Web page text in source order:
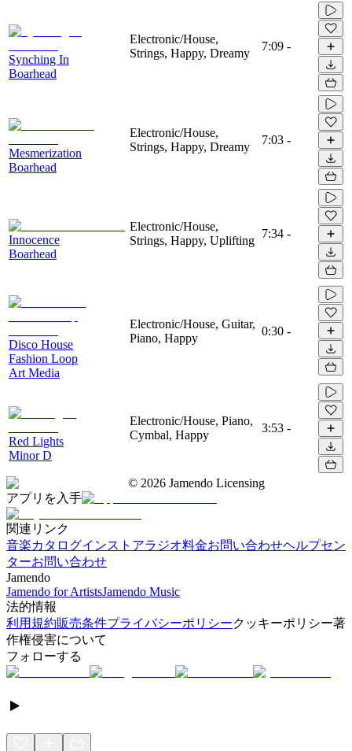
Synching In
Boarhead
Electronic/House,
Strings, Happy, Dreamy
7:09 -
Mesmerization
Boarhead
Electronic/House,
Strings, Happy, Dreamy
7:03 -
Innocence
Boarhead
Electronic/House,
Strings, Happy, Uplifting
7:34 -
Disco House
Fashion Loop
Art Media
Electronic/House, Guitar,
Piano, Happy
0:30 -
Red Lights
Minor D
Electronic/House, Piano,
Cymbal, Happy
3:53 -
© 2026 Jamendo Licensing
アプリを入手
関連リンク
音楽カタログインストアラジオ料金お問い合わせヘルプセン
ターお問い合わせ
Jamendo
Jamendo for ArtistsJamendo Music
法的情報
利用規約販売条件プライバシーポリシークッキーポリシー著
作権侵害について
フォローする